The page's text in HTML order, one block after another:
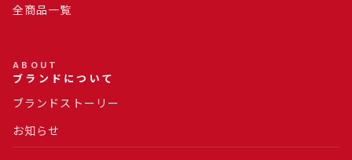
全商品一覧
ABOUT
ブランドについて
ブランドストーリー
お知らせ